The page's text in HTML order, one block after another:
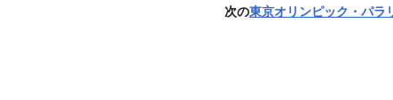
次の東京オリンピック・パラ